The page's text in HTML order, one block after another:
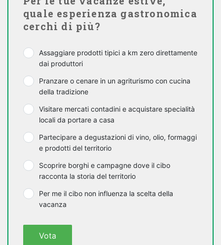
quale esperienza gastronomica
cerchi di più?
Assaggiare prodotti tipici a km zero direttamente
dai produttori
Pranzare o cenare in un agriturismo con cucina
della tradizione
Visitare mercati contadini e acquistare specialità
locali da portare a casa
Partecipare a degustazioni di vino, olio, formaggi
e prodotti del territorio
Scoprire borghi e campagne dove il cibo
racconta la storia del territorio
Per me il cibo non influenza la scelta della
vacanza
Vota